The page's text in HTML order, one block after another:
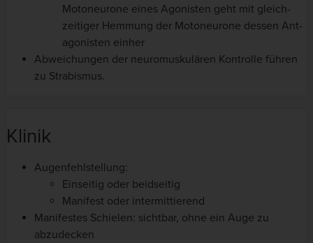
Motoneuro­ne eines Agonisten geht mit gleich­
zeitiger Hemmung der Motoneuro­ne dessen Ant­
ago­nis­ten einher
Abweichungen der neuromuskulären Kontrolle führen
zu Strabismus.
Klinik
Augenfehlstellung:
Einseitig oder beidseitig
Manifest oder intermittierend
Manifestes Schielen: sichtbar, ohne ein Auge zu
abzudecken